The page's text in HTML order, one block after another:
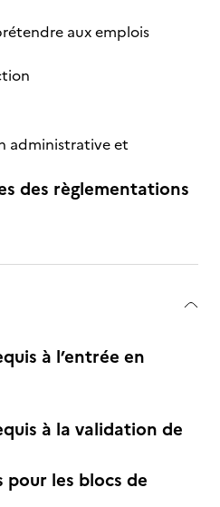
aux emplois
administrative et
des règlementations
à l’entrée en
à la validation de
pour les blocs de